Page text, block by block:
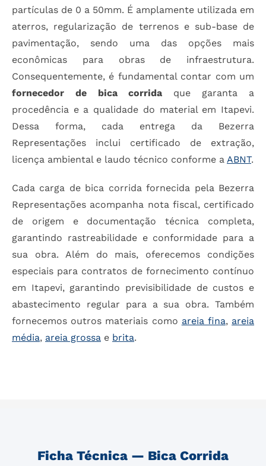
partículas de 0 a 50mm. É amplamente utilizada em
aterros, regularização de terrenos e sub-base de
pavimentação, sendo uma das opções mais
econômicas para obras de infraestrutura.
Consequentemente, é fundamental contar com um
fornecedor de bica corrida que garanta a
procedência e a qualidade do material em Itapevi.
Dessa forma, cada entrega da Bezerra
Representações inclui certificado de extração,
licença ambiental e laudo técnico conforme a ABNT.
Cada carga de bica corrida fornecida pela Bezerra
Representações acompanha nota fiscal, certificado
de origem e documentação técnica completa,
garantindo rastreabilidade e conformidade para a
sua obra. Além do mais, oferecemos condições
especiais para contratos de fornecimento contínuo
em Itapevi, garantindo previsibilidade de custos e
abastecimento regular para a sua obra. Também
fornecemos outros materiais como areia fina, areia
média, areia grossa e brita.
Ficha Técnica — Bica Corrida